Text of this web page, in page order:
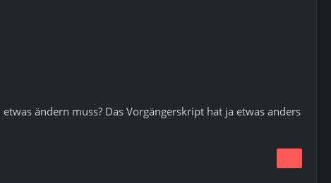
ändern muss? Das Vorgängerskript hat ja etwas anders